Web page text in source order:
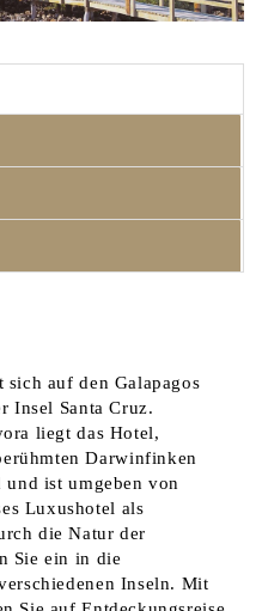
auf den Galapagos
Insel Santa Cruz.
liegt das Hotel,
Darwinfinken
ist umgeben von
Luxushotel als
die Natur der
Sie ein in die
Inseln. Mit